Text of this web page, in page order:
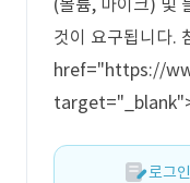
(볼륨, 마이크) 및
것이 요구됩니다.
href="https://
로그